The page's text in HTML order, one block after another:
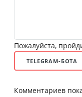
Пожалуйста,
TELEGRAM-БОТА
Комментариев